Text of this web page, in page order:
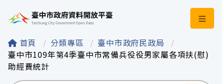
臺中市政府資料開
首頁 分類專區
臺中市政府民政局
臺中市109年第4季臺中市常備兵役役男家屬各項扶(慰)
助經費統計